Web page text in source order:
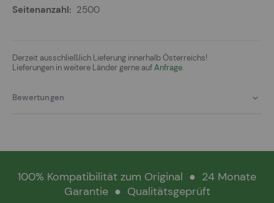
2500
Derzeit ausschließlich Lieferung innerhalb Österreichs!
Lieferungen in weitere Länder gerne aufAnfrage.
Bewertungen
100% Kompatibilität zum Original ● 24 Monate
Garantie ● Qualitätsgeprüft